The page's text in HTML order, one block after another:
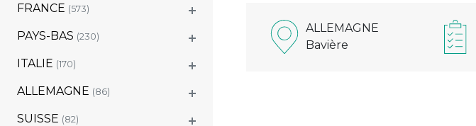
FRANCE (573)
PAYS-BAS (230)
ITALIE (170)
ALLEMAGNE (86)
SUISSE (82)
ALLEMAGNE
Bavière